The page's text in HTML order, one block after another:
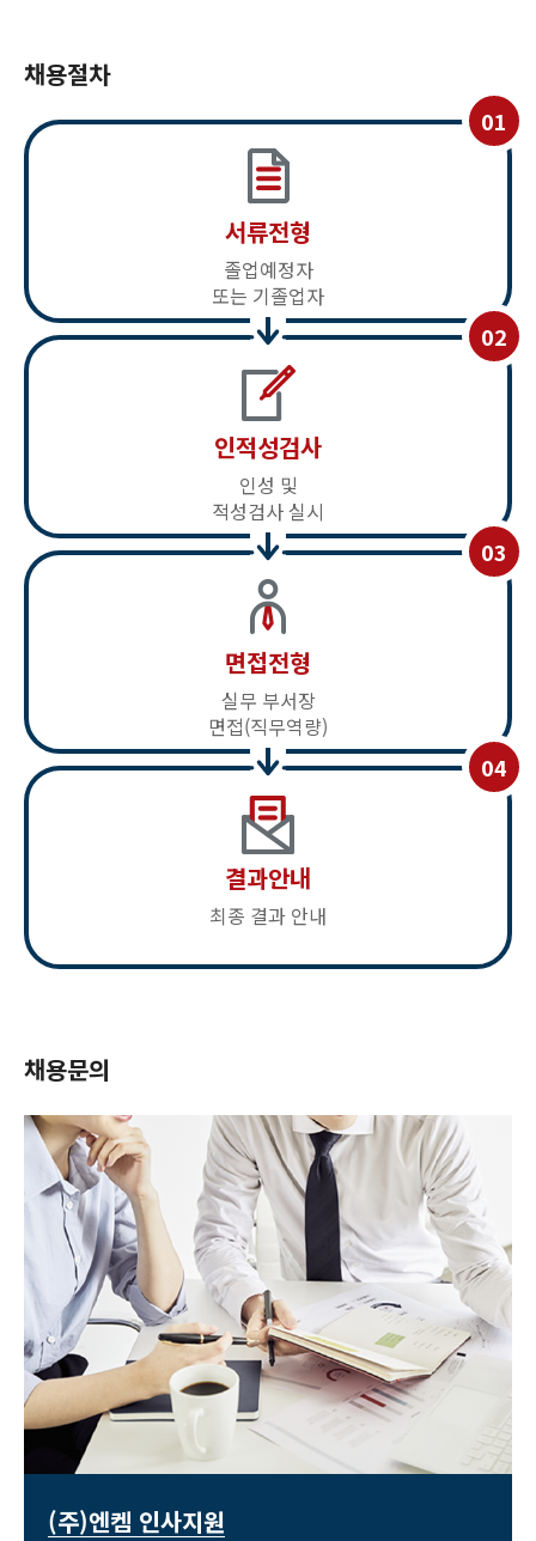
채용절차
서류전형
졸업예정자
또는 기졸업자
인적성검사
인성 및
적성검사 실시
면접전형
실무 부서장
면접(직무역량)
결과안내
최종 결과 안내
채용문의
(주)엔켐 인사지원